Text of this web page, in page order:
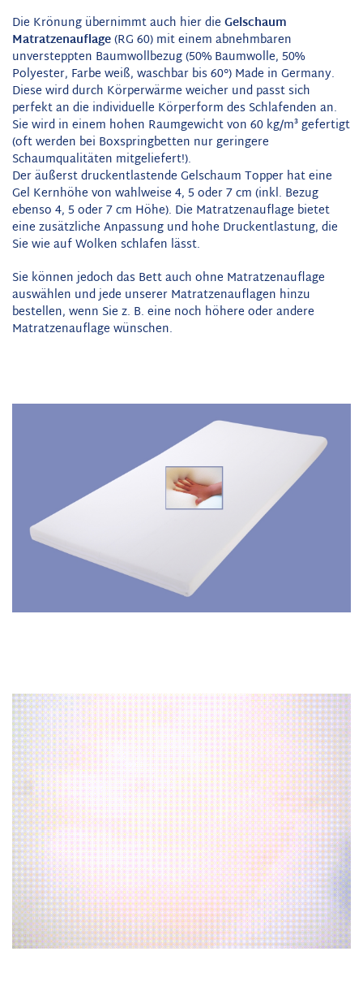
Die Krönung übernimmt auch hier die Gelschaum
Matratzenauflage(RG 60) mit einem abnehmbaren
unversteppten Baumwollbezug (50% Baumwolle, 50%
Polyester, Farbe weiß, waschbar bis 60°) Made in Germany.
Diese wird durch Körperwärme weicher und passt sich
perfekt an die individuelle Körperform des Schlafenden an.
Sie wird in einem hohen Raumgewicht von 60 kg/m³ gefertigt
(oft werden bei Boxspringbetten nur geringere
Schaumqualitäten mitgeliefert!).
Der äußerst druckentlastende Gelschaum Topper hat eine
Gel Kernhöhe von wahlweise 4, 5 oder 7 cm (inkl. Bezug
ebenso 4, 5 oder 7 cm Höhe). Die Matratzenauflage bietet
eine zusätzliche Anpassung und hohe Druckentlastung, die
Sie wie auf Wolken schlafen lässt.
Sie können jedoch das Bett auch ohne Matratzenauflage
auswählen und jede unserer Matratzenauflagen hinzu
bestellen, wenn Sie z. B. eine noch höhere oder andere
Matratzenauflage wünschen.